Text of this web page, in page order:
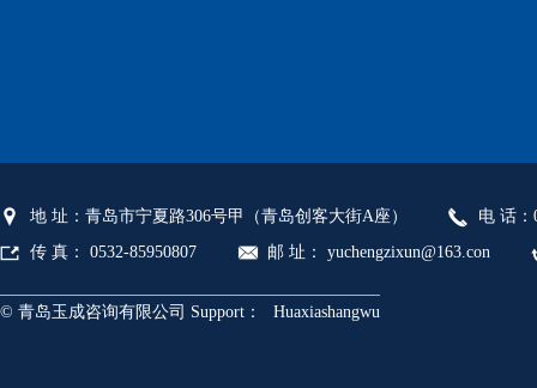
地 址：青岛市宁夏路306号甲（青岛创客大街A座）
电 话：
传 真： 0532-85950807
邮 址： yuchengzixun@163.con
© 青岛玉成咨询有限公司 Support： Huaxiashangwu